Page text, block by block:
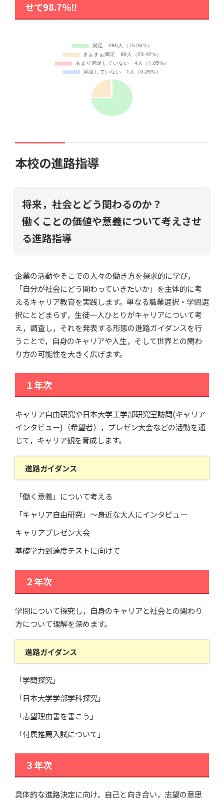
せて98.7％‼
本校の進路指導
将来，社会とどう関わるのか？
働くことの価値や意義について考えさせ
る進路指導
企業の活動やそこでの人々の働き方を探求的に学び，
「自分が社会にどう関わっていきたいか」を主体的に考
えるキャリア教育を実践します。単なる職業選択・学問選
択にとどまらず，生徒一人ひとりがキャリアについて考
え，調査し，それを発表する形態の進路ガイダンスを行
うことで，自身のキャリアや人生，そして世界との関わ
り方の可能性を大きく広げます。
１年次
キャリア自由研究や日本大学工学部研究室訪問(キャリア
インタビュー)（希望者），プレゼン大会などの活動を通
じて，キャリア観を育成します。
進路ガイダンス
「働く意義」について考える
「キャリア自由研究」～身近な大人にインタビュー
キャリアプレゼン大会
基礎学力到達度テストに向けて
２年次
学問について探究し，自身のキャリアと社会との関わり
方について理解を深めます。
進路ガイダンス
「学問探究」
「日本大学学部学科探究」
「志望理由書を書こう」
「付属推薦入試について」
３年次
具体的な進路決定に向け，自己と向き合い，志望の意思